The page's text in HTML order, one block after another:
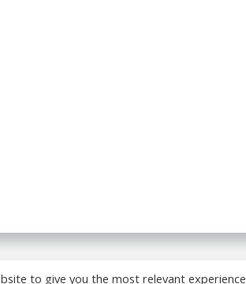
© 2026
to give you the most relevant